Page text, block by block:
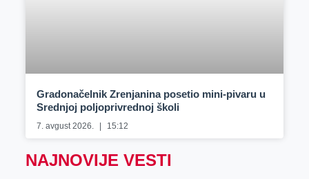
Gradonačelnik Zrenjanina posetio mini-pivaru u
Srednjoj poljoprivrednoj školi
7. avgust 2026. 15:12
NAJNOVIJE VESTI